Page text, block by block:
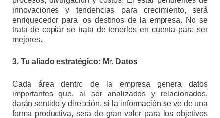
innovaciones y tendencias para crecimiento, será
enriquecedor para los destinos de la empresa. No se
trata de copiar se trata de tenerlos en cuenta para ser
mejores.
3. Tu aliado estratégico: Mr. Datos
Cada área dentro de la empresa genera datos
importantes que, al ser analizados y relacionados,
darán sentido y dirección, si la información se ve de una
forma productiva, será de gran valor para los objetivos